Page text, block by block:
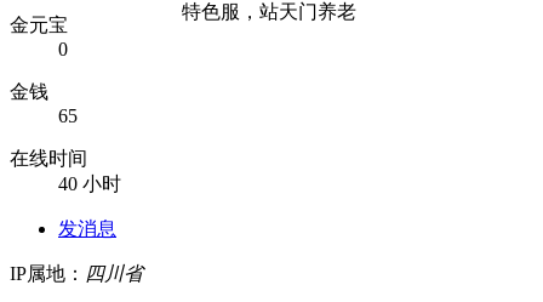
金元宝
0
金钱
65
在线时间
40 小时
发消息
IP属地： 四川省
特色服，站天门养老